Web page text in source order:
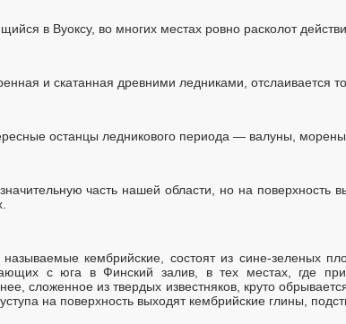
в Вуоксу, во многих местах ровно расколот
и скатанная древними ледниками, отслаивается
останцы ледникового периода — валуны, морены
часть нашей области, но на поверхность
кембрийские, состоят из сине-зеленых
с юга в Финский залив, в тех местах, где
сложенное из твердых известняков, круто
на поверхность выходят кембрийские глины,